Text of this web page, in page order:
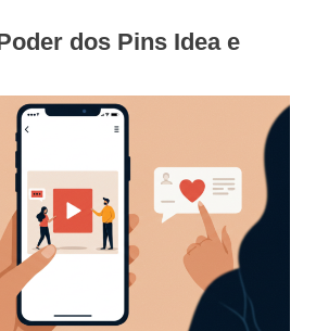
dos Pins Idea e